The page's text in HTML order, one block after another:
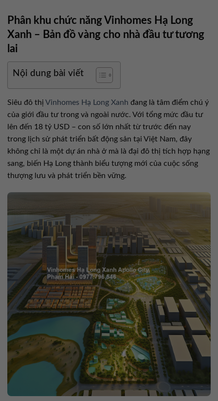
Phân khu chức năng Vinhomes Hạ Long
Xanh – Bản đồ vàng cho nhà đầu tư tương
lai
Nội dung bài viết
Siêu đô thị Vinhomes Hạ Long Xanh đang là tâm điểm chú ý
của giới đầu tư trong và ngoài nước. Với tổng mức đầu tư
lên đến 18 tỷ USD – con số lớn nhất từ trước đến nay
trong lịch sử phát triển bất động sản tại Việt Nam, đây
không chỉ là một dự án nhà ở mà là đại đô thị tích hợp hạng
sang, biến Hạ Long thành biểu tượng mới của cuộc sống
thượng lưu và phát triển bền vững.